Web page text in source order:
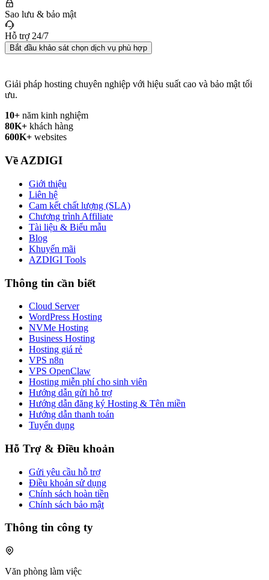
Sao lưu & bảo mật
Hỗ trợ 24/7
Bắt đầu khảo sát chọn dịch vụ phù hợp
Giải pháp hosting chuyên nghiệp với hiệu suất cao và bảo mật tối
ưu.
10+ năm kinh nghiệm
80K+ khách hàng
600K+ websites
Về AZDIGI
Giới thiệu
Liên hệ
Cam kết chất lượng (SLA)
Chương trình Affiliate
Tài liệu & Biểu mẫu
Blog
Khuyến mãi
AZDIGI Tools
Thông tin cần biết
Cloud Server
WordPress Hosting
NVMe Hosting
Business Hosting
Hosting giá rẻ
VPS n8n
VPS OpenClaw
Hosting miễn phí cho sinh viên
Hướng dẫn gửi hỗ trợ
Hướng dẫn đăng ký Hosting & Tên miền
Hướng dẫn thanh toán
Tuyển dụng
Hỗ Trợ & Điều khoản
Gửi yêu cầu hỗ trợ
Điều khoản sử dụng
Chính sách hoàn tiền
Chính sách bảo mật
Thông tin công ty
Văn phòng làm việc